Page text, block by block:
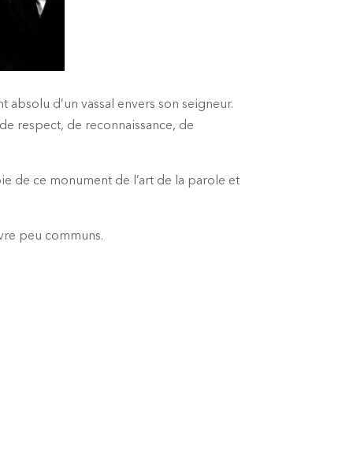
d’un vassal envers son seigneur.
respect, de reconnaissance, de
de ce monument de l’art de la parole et
peu communs.